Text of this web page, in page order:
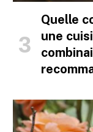
Quelle
une